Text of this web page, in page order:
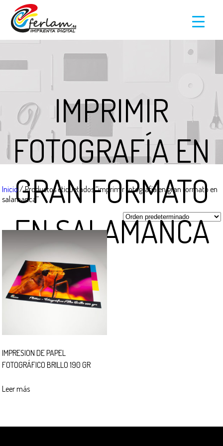
IMPRIMIR
FOTOGRAFÍA EN
GRAN FORMATO
EN SALAMANCA
Inicio / Productos etiquetados “imprimir fotografía en gran formato en
salamanca”
IMPRESION DE PAPEL
FOTOGRÁFICO BRILLO 190 GR
Leer más